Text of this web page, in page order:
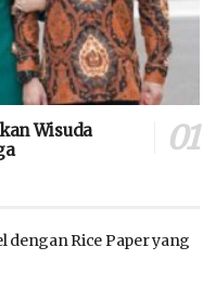
Wisuda
dengan Rice Paper yang